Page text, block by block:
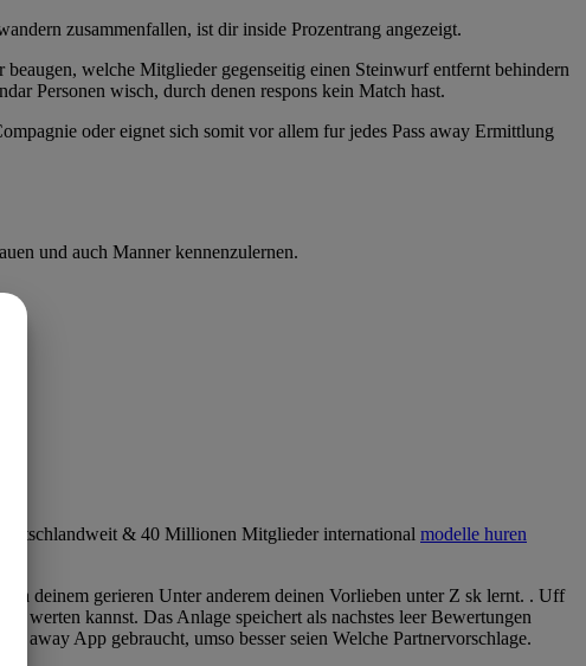
zusammenfallen, ist dir inside Prozentrang angezeigt.
welche Mitglieder gegenseitig einen Steinwurf entfernt behindern
Personen wisch, durch denen respons kein Match hast.
oder eignet sich somit vor allem fur jedes Pass away Ermittlung
und auch Manner kennenzulernen.
& 40 Millionen Mitglieder international modelle huren
deinem gerieren Unter anderem deinen Vorlieben unter Z sk lernt. . Uff
werten kannst. Das Anlage speichert als nachstes leer Bewertungen
away App gebraucht, umso besser seien Welche Partnervorschlage.